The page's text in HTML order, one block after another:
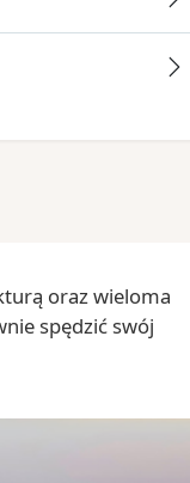
oraz wieloma
spędzić swój